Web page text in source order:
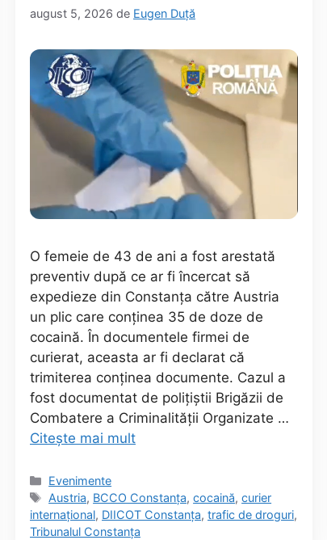
august 5, 2026 de Eugen Duță
O femeie de 43 de ani a fost arestată
preventiv după ce ar fi încercat să
expedieze din Constanța către Austria
un plic care conținea 35 de doze de
cocaină. În documentele firmei de
curierat, aceasta ar fi declarat că
trimiterea conținea documente. Cazul a
fost documentat de polițiștii Brigăzii de
Combatere a Criminalității Organizate …
Citește mai mult
Categorii
Evenimente
Etichete
Austria, BCCO Constanța,cocaină,curier
internațional, DIICOT Constanța, trafic de droguri,
Tribunalul Constanța